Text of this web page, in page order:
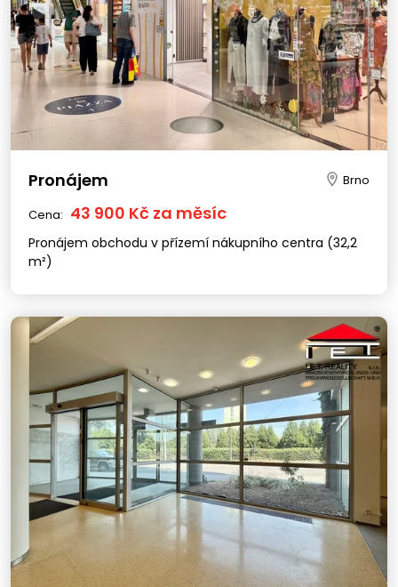
Pronájem Brno
Cena: 43 900 Kč za měsíc
Pronájem obchodu v přízemí nákupního centra (32,2
m²)